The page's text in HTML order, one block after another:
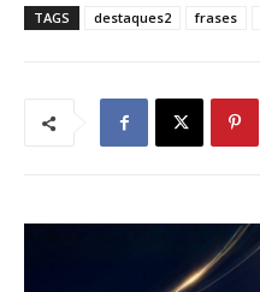
TAGS destaques2 frases